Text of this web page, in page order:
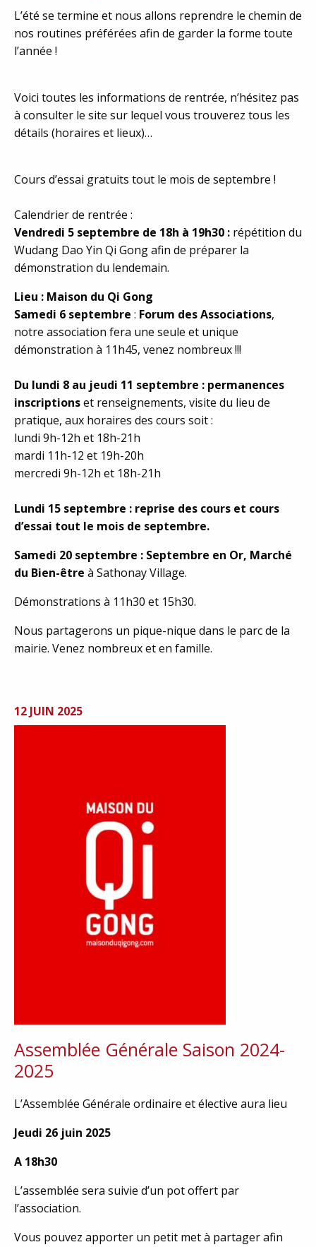
L’été se termine et nous allons reprendre le chemin de
nos routines préférées afin de garder la forme toute
l’année !
Voici toutes les informations de rentrée, n’hésitez pas
à consulter le site sur lequel vous trouverez tous les
détails (horaires et lieux)…
Cours d’essai gratuits tout le mois de septembre !
Calendrier de rentrée :
Vendredi 5 septembre de 18h à 19h30 : répétition du
Wudang Dao Yin Qi Gong afin de préparer la
démonstration du lendemain.
Lieu : Maison du Qi Gong
Samedi 6 septembre : Forum des Associations,
notre association fera une seule et unique
démonstration à 11h45, venez nombreux !!!
Du lundi 8 au jeudi 11 septembre : permanences
inscriptionset renseignements, visite du lieu de
pratique, aux horaires des cours soit :
lundi 9h-12h et 18h-21h
mardi 11h-12 et 19h-20h
mercredi 9h-12h et 18h-21h
Lundi 15 septembre : reprise des cours et cours
d’essai tout le mois de septembre.
Samedi 20 septembre : Septembre en Or, Marché
du Bien-être à Sathonay Village.
Démonstrations à 11h30 et 15h30.
Nous partagerons un pique-nique dans le parc de la
mairie. Venez nombreux et en famille.
12 JUIN 2025
Assemblée Générale Saison 2024-
2025
L’Assemblée Générale ordinaire et élective aura lieu
Jeudi 26 juin 2025
A 18h30
L’assemblée sera suivie d’un pot offert par
l’association.
Vous pouvez apporter un petit met à partager afin